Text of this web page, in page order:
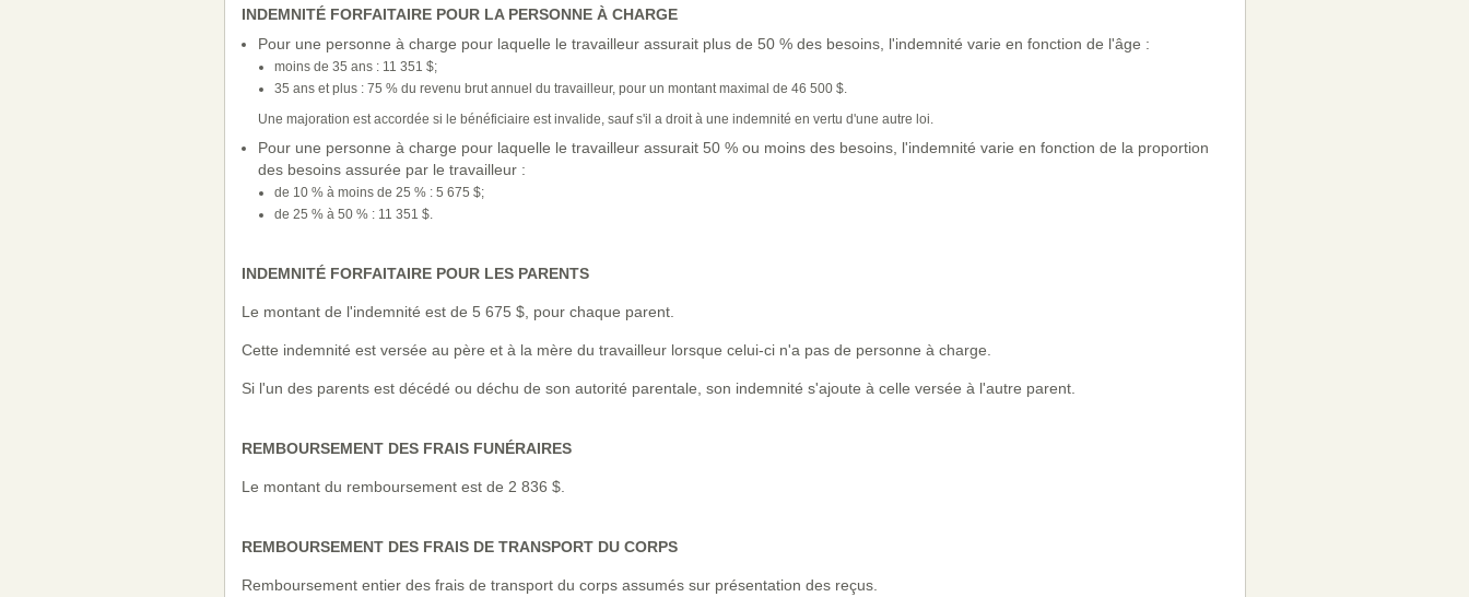
INDEMNITÉ FORFAITAIRE POUR LA PERSONNE À CHARGE
Pour une personne à charge pour laquelle le travailleur assurait plus de 50 % des besoins, l'indemnité varie en fonction de l'âge :
moins de 35 ans : 11 351 $;
35 ans et plus : 75 % du revenu brut annuel du travailleur, pour un montant maximal de 46 500 $.
Une majoration est accordée si le bénéficiaire est invalide, sauf s'il a droit à une indemnité en vertu d'une autre loi.
Pour une personne à charge pour laquelle le travailleur assurait 50 % ou moins des besoins, l'indemnité varie en fonction de la proportion
des besoins assurée par le travailleur :
de 10 % à moins de 25 % : 5 675 $;
de 25 % à 50 % : 11 351 $.
INDEMNITÉ FORFAITAIRE POUR LES PARENTS
Le montant de l'indemnité est de 5 675 $, pour chaque parent.
Cette indemnité est versée au père et à la mère du travailleur lorsque celui-ci n'a pas de personne à charge.
Si l'un des parents est décédé ou déchu de son autorité parentale, son indemnité s'ajoute à celle versée à l'autre parent.
REMBOURSEMENT DES FRAIS FUNÉRAIRES
Le montant du remboursement est de 2 836 $.
REMBOURSEMENT DES FRAIS DE TRANSPORT DU CORPS
Remboursement entier des frais de transport du corps assumés sur présentation des reçus.